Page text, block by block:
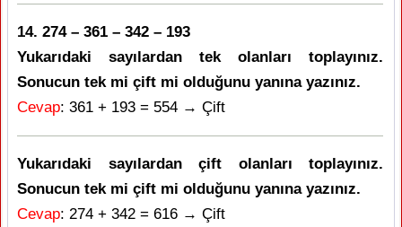
14. 274 – 361 – 342 – 193
Yukarıdaki sayılardan tek olanları toplayınız.
Sonucun tek mi çift mi olduğunu yanına yazınız.
Cevap: 361 + 193 = 554 → Çift
Yukarıdaki sayılardan çift olanları toplayınız.
Sonucun tek mi çift mi olduğunu yanına yazınız.
Cevap: 274 + 342 = 616 → Çift